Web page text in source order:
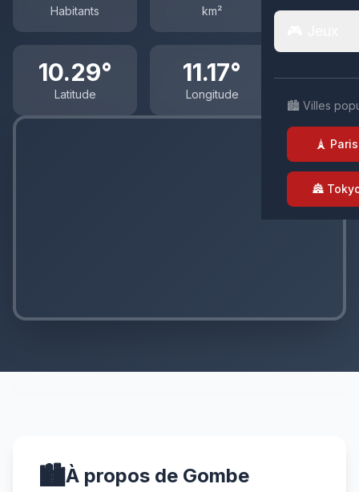
🏙️ Villes
🗼 Paris
🏯
Habitants km²
10.29°
Latitude
11.17°
Longitude
🏙️À propos de Gombe